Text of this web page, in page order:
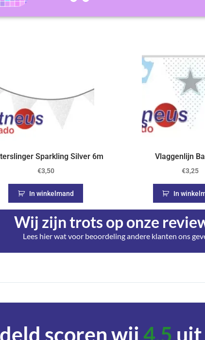
Sparkling Silver 6m
€3,50
In winkelmand
Vlaggenlijn
€3,25
In
Wij zijn trots op onze
Lees hier wat voor beoordeling andere klanten ons
scoren wij4,5 uit